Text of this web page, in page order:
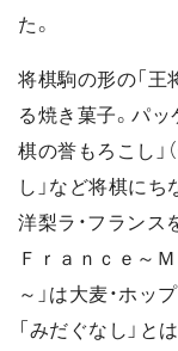
た。
将棋駒の形の「王
る焼き菓子。パ
棋の誉もろこし」
し」など将棋に
洋梨ラ・フランス
Ｆｒａｎｃｅ～Ｍ
～」は大麦・ホッ
「みだぐなし」と